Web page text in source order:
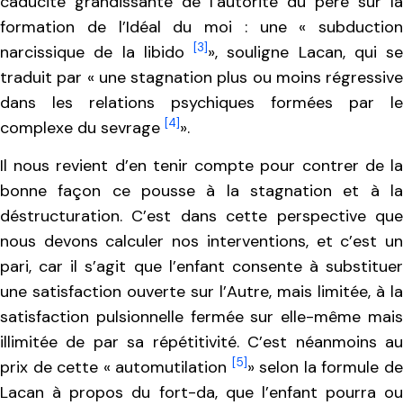
formation de l’Idéal du moi : une « subduction
narcissique de la libido
[3]», souligne Lacan, qui se
traduit par « une stagnation plus ou moins régressive
dans les relations psychiques formées par le
complexe du sevrage [4]».
Il nous revient d’en tenir compte pour contrer de la
bonne façon ce pousse à la stagnation et à la
déstructuration. C’est dans cette perspective que
nous devons calculer nos interventions, et c’est un
pari, car il s’agit que l’enfant consente à substituer
une satisfaction ouverte sur l’Autre, mais limitée, à la
satisfaction pulsionnelle fermée sur elle-même mais
illimitée de par sa répétitivité. C’est néanmoins au
prix de cette « automutilation [5]» selon la formule de
Lacan à propos du fort-da, que l’enfant pourra ou